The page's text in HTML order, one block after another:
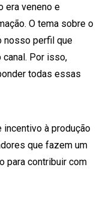
era veneno e
O tema sobre o
nosso perfil que
Por isso,
todas essas
incentivo à produção
que fazem um
para contribuir com